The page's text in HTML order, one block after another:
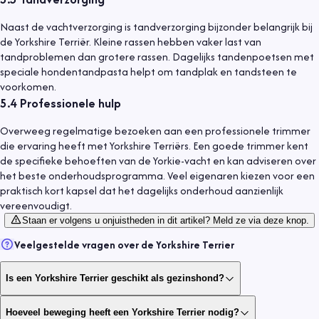
Naast de vachtverzorging is tandverzorging bijzonder belangrijk bij
de Yorkshire Terriër. Kleine rassen hebben vaker last van
tandproblemen dan grotere rassen. Dagelijks tandenpoetsen met
speciale hondentandpasta helpt om tandplak en tandsteen te
voorkomen.
5.4 Professionele hulp
Overweeg regelmatige bezoeken aan een professionele trimmer
die ervaring heeft met Yorkshire Terriërs. Een goede trimmer kent
de specifieke behoeften van de Yorkie-vacht en kan adviseren over
het beste onderhoudsprogramma. Veel eigenaren kiezen voor een
praktisch kort kapsel dat het dagelijks onderhoud aanzienlijk
vereenvoudigt.
Staan er volgens u onjuistheden in dit artikel? Meld ze via deze knop.
Veelgestelde vragen over deYorkshire Terrier
Is een Yorkshire Terrier geschikt als gezinshond?
Hoeveel beweging heeft een Yorkshire Terrier nodig?